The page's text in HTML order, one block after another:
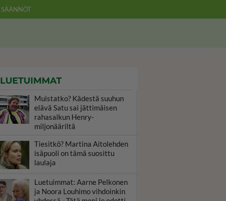
SÄÄNNÖT
LUETUIMMAT
Muistatko? Kädestä suuhun
elävä Satu sai jättimäisen
rahasalkun Henry-
miljonääriltä
Tiesitkö? Martina Aitolehden
isäpuoli on tämä suosittu
laulaja
Luetuimmat: Aarne Pelkonen
ja Noora Louhimo vihdoinkin